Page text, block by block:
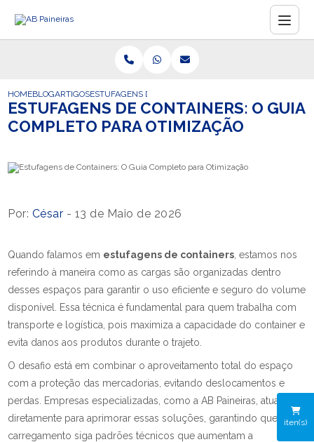
iten(s)
HOMEBLOGARTIGOSESTUFAGENS DE CONTAINERS: O GUIA COMPLETO
ESTUFAGENS DE CONTAINERS: O GUIA
COMPLETO PARA OTIMIZAÇÃO
Por: César - 13 de Maio de 2026
Quando falamos em estufagens de containers , estamos nos
referindo à maneira como as cargas são organizadas dentro
desses espaços para garantir o uso eficiente e seguro do volume
disponível. Essa técnica é fundamental para quem trabalha com
transporte e logística, pois maximiza a capacidade do container e
evita danos aos produtos durante o trajeto.
O desafio está em combinar o aproveitamento total do espaço
com a proteção das mercadorias, evitando deslocamentos e
perdas. Empresas especializadas, como a AB Paineiras, atuam
diretamente para aprimorar essas soluções, garantindo que cada
carregamento siga padrões técnicos que aumentam a